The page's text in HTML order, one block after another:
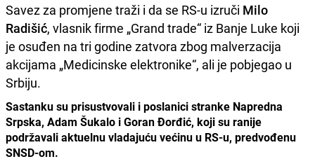
Savez za promjene traži i da se RS-u izruči Milo
Radišić, vlasnik firme „Grand trade“ iz Banje Luke koji
je osuđen na tri godine zatvora zbog malverzacija
akcijama „Medicinske elektronike“, ali je pobjegao u
Srbiju.
Sastanku su prisustvovali i poslanici stranke Napredna
Srpska, Adam Šukalo i Goran Đorđić, koji su ranije
podržavali aktuelnu vladajuću većinu u RS-u, predvođenu
SNSD-om.